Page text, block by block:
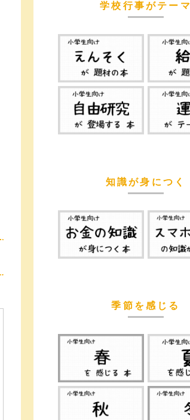
学校行事がテーマ
知識が身につく
季節を感じる